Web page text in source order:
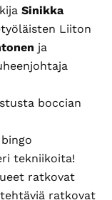
Sinikka
Liiton
ja
boccian
tekniikoita!
ratkovat
ratkovat